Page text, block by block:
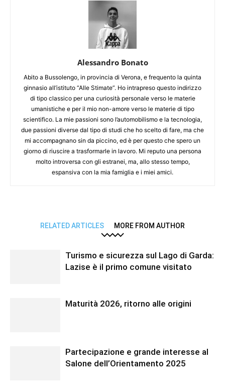
Alessandro Bonato
Abito a Bussolengo, in provincia di Verona, e frequento la quinta
ginnasio all’istituto “Alle Stimate”. Ho intrapreso questo indirizzo
di tipo classico per una curiosità personale verso le materie
umanistiche e per il mio non-amore verso le materie di tipo
scientifico. La mie passioni sono l’automobilismo e la tecnologia,
due passioni diverse dal tipo di studi che ho scelto di fare, ma che
mi accompagnano sin da piccino, ed è per questo che spero un
giorno di riuscire a trasformarle in lavoro. Mi reputo una persona
molto introversa con gli estranei, ma, allo stesso tempo,
espansiva con la mia famiglia e i miei amici.
RELATED ARTICLES MORE FROM AUTHOR
Turismo e sicurezza sul Lago di Garda:
Lazise è il primo comune visitato
Maturità 2026, ritorno alle origini
Partecipazione e grande interesse al
Salone dell’Orientamento 2025